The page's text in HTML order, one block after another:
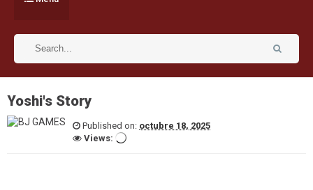
Yoshi's Story
Published on: octubre 18, 2025
Views: